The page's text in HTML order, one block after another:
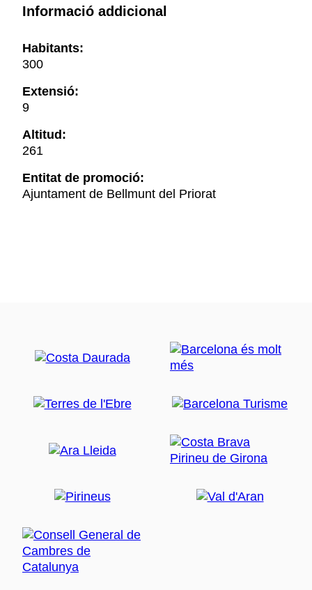
Informació addicional
Habitants:
300
Extensió:
9
Altitud:
261
Entitat de promoció:
Ajuntament de Bellmunt del Priorat